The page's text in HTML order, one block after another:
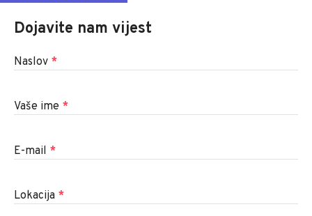
Dojavite nam vijest
Naslov *
Vaše ime *
E-mail *
Lokacija *